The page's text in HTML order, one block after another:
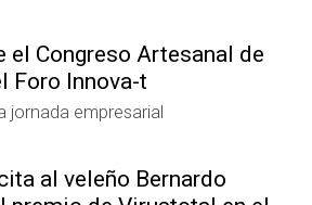
el Congreso Artesanal de
Foro Innova-t
jornada empresarial
al veleño Bernardo